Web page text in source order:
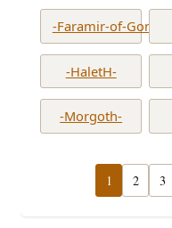
-Faramir-of-Gondor-
-HaletH-
-Morgoth-
1 2 3